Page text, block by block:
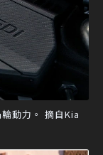
動力。 摘自Kia